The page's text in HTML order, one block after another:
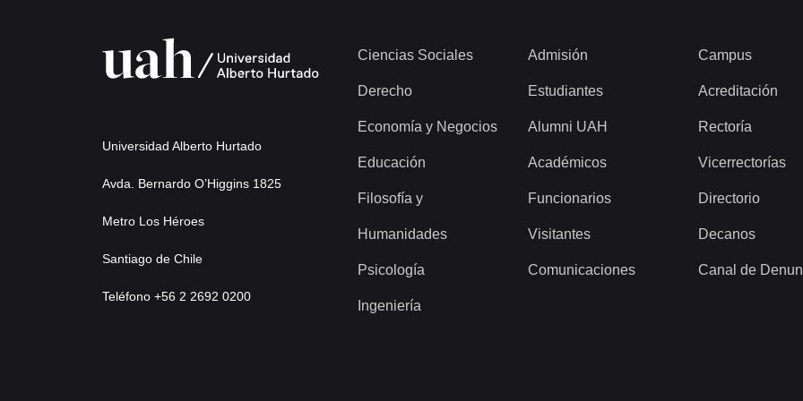
Universidad Alberto Hurtado
Avda. Bernardo O’Higgins 1825
Metro Los Héroes
Santiago de Chile
Teléfono +56 2 2692 0200
Ciencias Sociales
Derecho
Economía y Negocios
Educación
Filosofía y
Humanidades
Psicología
Ingeniería
Admisión
Estudiantes
Alumni UAH
Académicos
Funcionarios
Visitantes
Comunicaciones
Campus
Acreditación
Rectoría
Vicerrectorías
Directorio
Decanos
Canal de